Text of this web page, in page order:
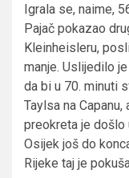
Igrala se, naime,
Pajač pokazao
Kleinheisleru,
manje. Uslijedilo
da bi u 70. minuti
Taylsa na
preokreta je došlo
Osijek još do
Rijeke taj je